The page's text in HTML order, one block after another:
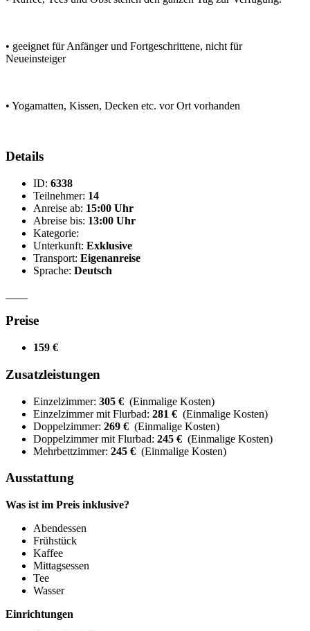
• geeignet für Anfänger und Fortgeschrittene, nicht für
Neueinsteiger
• Yogamatten, Kissen, Decken etc. vor Ort vorhanden
Details
ID: 6338
Teilnehmer: 14
Anreise ab: 15:00 Uhr
Abreise bis: 13:00 Uhr
Kategorie:
Unterkunft: Exklusive
Transport: Eigenanreise
Sprache: Deutsch
Preise
159 €
Zusatzleistungen
Einzelzimmer: 305 € (Einmalige Kosten)
Einzelzimmer mit Flurbad: 281 € (Einmalige Kosten)
Doppelzimmer: 269 € (Einmalige Kosten)
Doppelzimmer mit Flurbad: 245 € (Einmalige Kosten)
Mehrbettzimmer: 245 € (Einmalige Kosten)
Ausstattung
Was ist im Preis inklusive?
Abendessen
Frühstück
Kaffee
Mittagsessen
Tee
Wasser
Einrichtungen